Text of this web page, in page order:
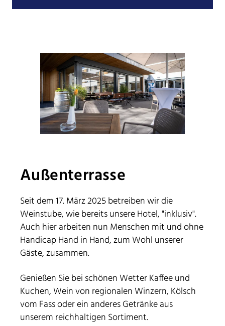
Außenterrasse
Seit dem 17. März 2025 betreiben wir die
Weinstube, wie bereits unsere Hotel, "inklusiv".
Auch hier arbeiten nun Menschen mit und ohne
Handicap Hand in Hand, zum Wohl unserer
Gäste, zusammen.
Genießen Sie bei schönen Wetter Kaffee und
Kuchen, Wein von regionalen Winzern, Kölsch
vom Fass oder ein anderes Getränke aus
unserem reichhaltigen Sortiment.